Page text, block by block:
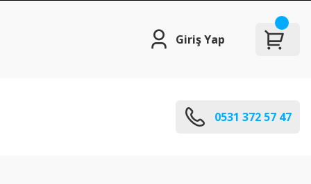
Giriş Yap
0531 372 57 47